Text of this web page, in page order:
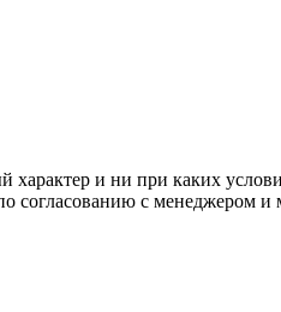
и ни при каких
с менеджером и